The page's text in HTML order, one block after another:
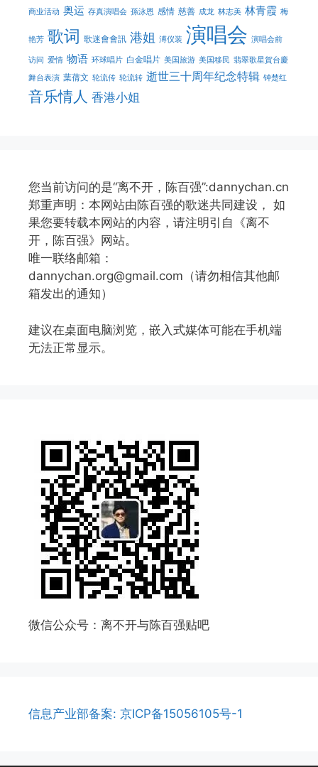
商业活动 奥运 存真演唱会 孫泳恩 感情 慈善 成龙 林志美 林青霞 梅
艳芳 歌词 歌迷會會訊 港姐 溥仪装 演唱会 演唱会前
访问 爱情 物语 环球唱片 白金唱片 美国旅游 美国移民 翡翠歌星賀台慶
舞台表演 葉蒨文 轮流传 轮流转 逝世三十周年纪念特辑 钟楚红
音乐情人 香港小姐
您当前访问的是“离不开，陈百强”:dannychan.cn
郑重声明：本网站由陈百强的歌迷共同建设， 如
果您要转载本网站的内容，请注明引自《离不
开，陈百强》网站。
唯一联络邮箱：
dannychan.org@gmail.com（请勿相信其他邮
箱发出的通知）
建议在桌面电脑浏览，嵌入式媒体可能在手机端
无法正常显示。
微信公众号：离不开与陈百强贴吧
信息产业部备案: 京ICP备15056105号-1